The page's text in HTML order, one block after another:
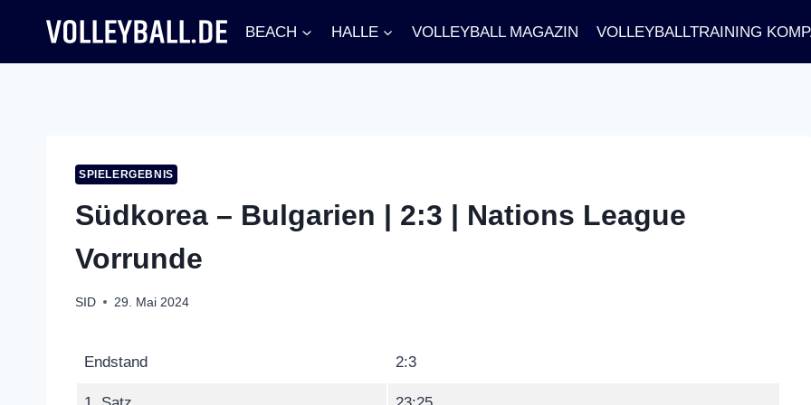
springen
BEACH HALLE VOLLEYBALL MAGAZIN VOLLEYBALLTRAINING
SPIELERGEBNIS
Südkorea – Bulgarien | 2:3 | Nations League
Vorrunde
SID 29. Mai 2024
Endstand 2:3